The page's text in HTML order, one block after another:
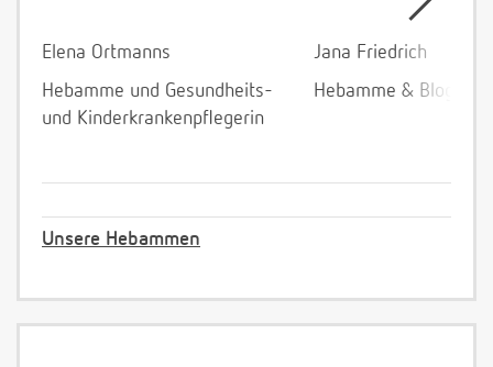
Elena Ortmanns
Hebamme und Gesundheits-
und Kinderkrankenpflegerin
Jana Friedrich
Hebamme &
Unsere Hebammen